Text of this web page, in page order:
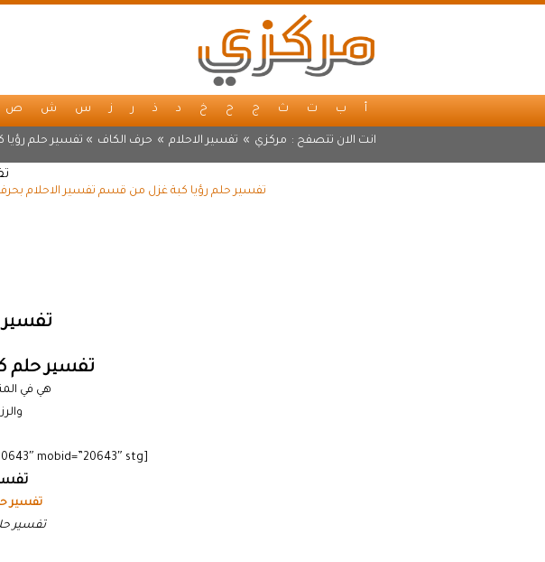
أ ب ت ث ج ح خ د ذ ر ز س ش ص
انت الان تتصفح : مركزي » تفسير الاحلام » حرف الكاف » تفسير حلم رؤيا
تفسير حلم رؤيا كبة غزل من قسم تفسير الاحلام
تفسير
تفسير حلم
هي في
[cmamad id=”20641″ align=”floatleft” tabid=”20643″ mobid=”20643″ stg=””]
تفسير
تفسير